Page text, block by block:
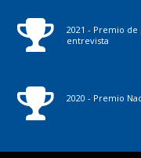
2021 - Premio
entrevista
2020 - Premio